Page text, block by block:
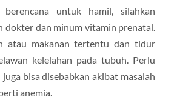
untuk hamil, silahkan
dokter dan minum vitamin prenatal.
atau makanan tertentu dan tidur
kelelahan pada tubuh. Perlu
bisa disebabkan akibat masalah
anemia.